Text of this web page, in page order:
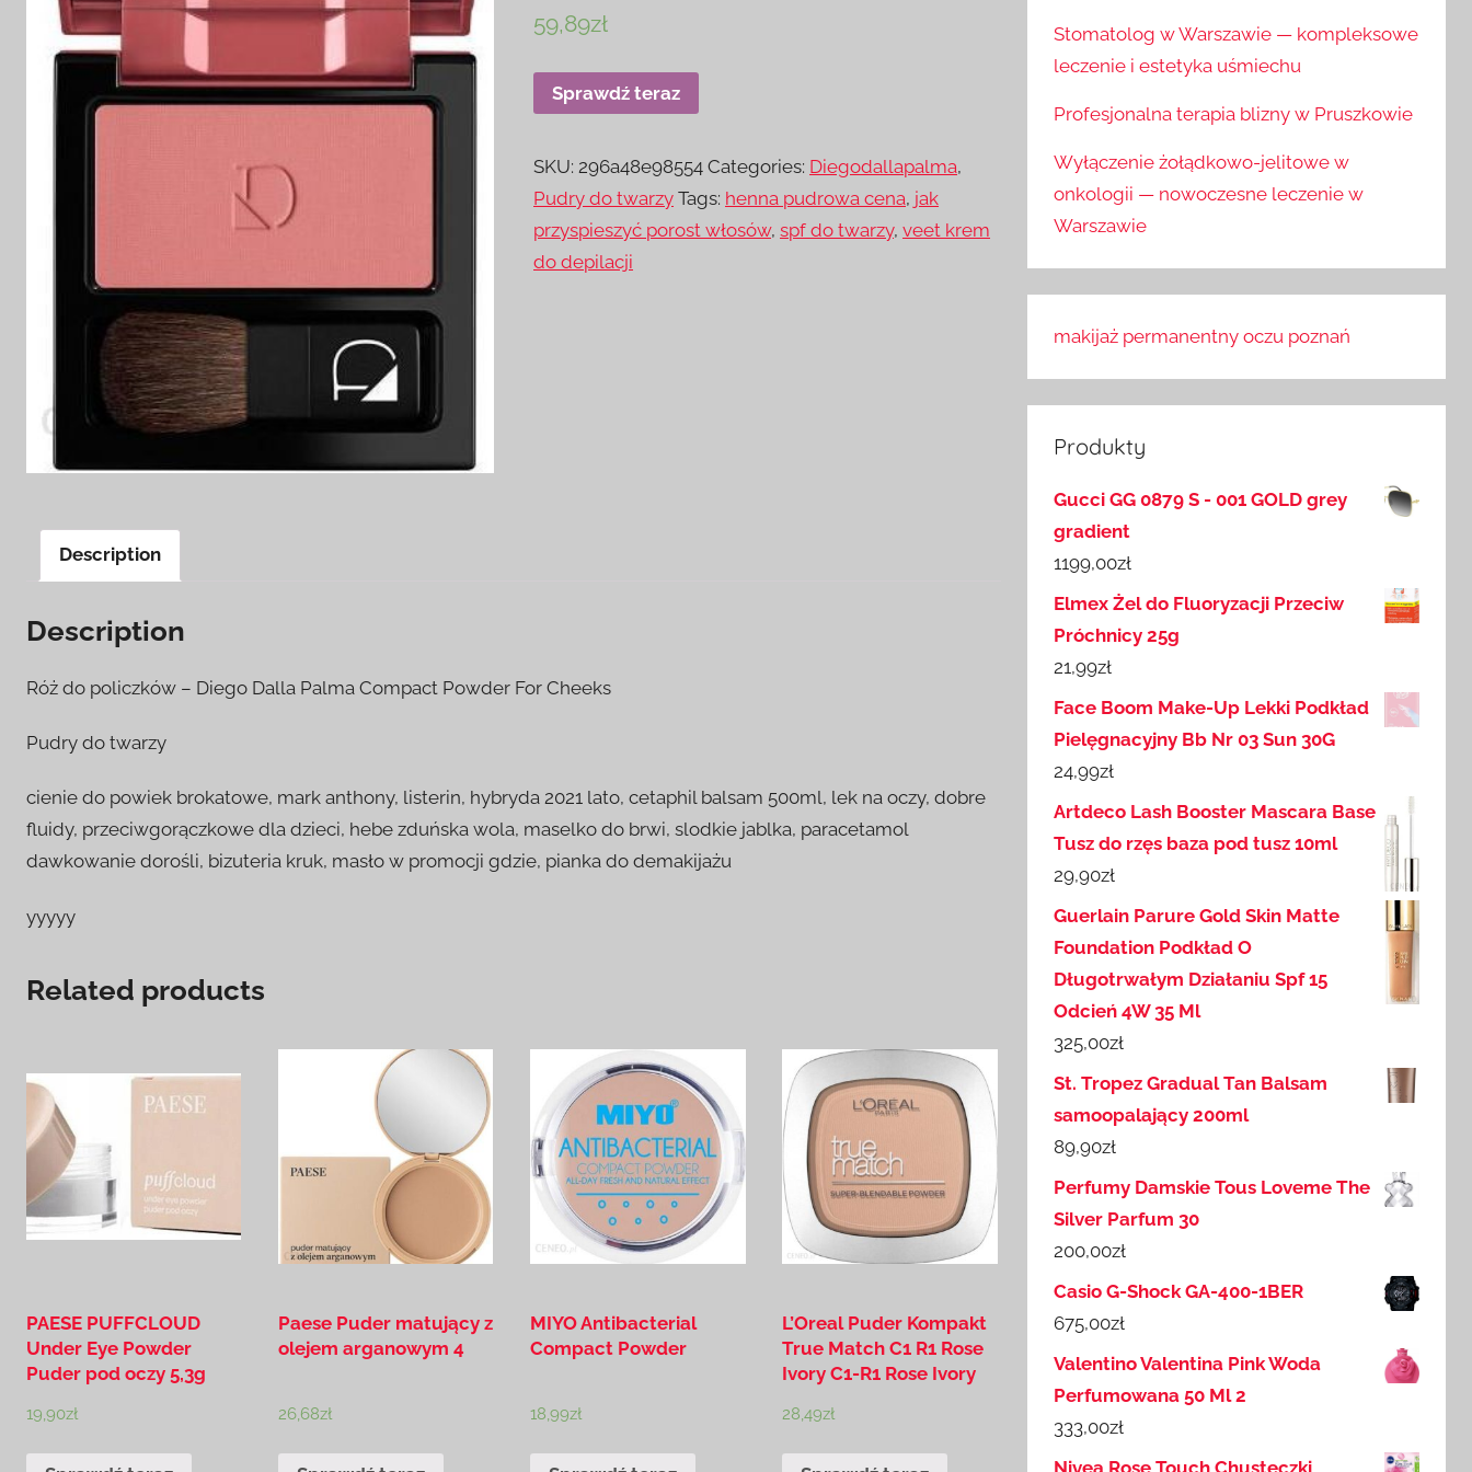
59,89zł
Sprawdź teraz
SKU:296a48e98554 Categories: Diegodallapalma,
Pudry do twarzy Tags: henna pudrowa cena, jak
przyspieszyć porost włosów,spf do twarzy,veet krem
do depilacji
Description
Description
Róż do policzków – Diego Dalla Palma Compact Powder For Cheeks
Pudry do twarzy
cienie do powiek brokatowe, mark anthony, listerin, hybryda 2021 lato, cetaphil balsam 500ml, lek na oczy, dobre
fluidy, przeciwgorączkowe dla dzieci, hebe zduńska wola, maselko do brwi, slodkie jablka, paracetamol
dawkowanie dorośli, bizuteria kruk, masło w promocji gdzie, pianka do demakijażu
yyyyy
Related products
PAESE PUFFCLOUD
Under Eye Powder
Puder pod oczy 5,3g
19,90zł
Paese Puder matujący z
olejem arganowym 4
26,68zł
MIYO Antibacterial
Compact Powder
18,99zł
L’Oreal Puder Kompakt
True Match C1 R1 Rose
Ivory C1-R1 Rose Ivory
28,49zł
Stomatolog w Warszawie — kompleksowe
leczenie i estetyka uśmiechu
Profesjonalna terapia blizny w Pruszkowie
Wyłączenie żołądkowo-jelitowe w
onkologii — nowoczesne leczenie w
Warszawie
makijaż permanentny oczu poznań
Produkty
Gucci GG 0879 S - 001 GOLD grey
gradient
1199,00zł
Elmex Żel do Fluoryzacji Przeciw
Próchnicy 25g
21,99zł
Face Boom Make-Up Lekki Podkład
Pielęgnacyjny Bb Nr 03 Sun 30G
24,99zł
Artdeco Lash Booster Mascara Base
Tusz do rzęs baza pod tusz 10ml
29,90zł
Guerlain Parure Gold Skin Matte
Foundation Podkład O
Długotrwałym Działaniu Spf 15
Odcień 4W 35 Ml
325,00zł
St. Tropez Gradual Tan Balsam
samoopalający 200ml
89,90zł
Perfumy Damskie Tous Loveme The
Silver Parfum 30
200,00zł
Casio G-Shock GA-400-1BER
675,00zł
Valentino Valentina Pink Woda
Perfumowana 50 Ml 2
333,00zł